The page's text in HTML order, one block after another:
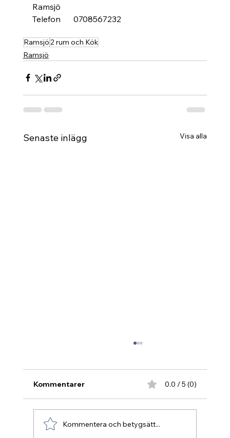
Ramsjö
Telefon	0708567232
Ramsjö2 rum och Kök
Ramsjö
Senaste inlägg Visa alla
Kommentarer 0.0 / 5 (0)
Kommentera och betygsätt...